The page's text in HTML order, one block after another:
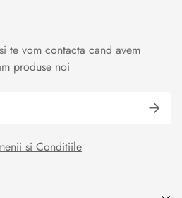
te vom contacta cand avem
produse noi
si Conditiile